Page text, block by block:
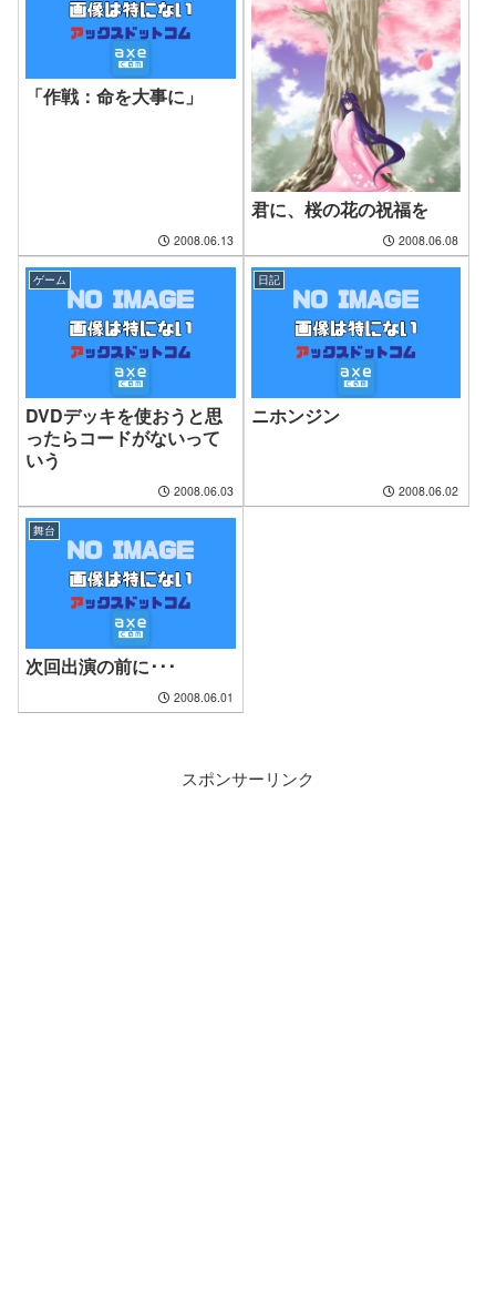
「作戦：命を大事に」
2008.06.13
君に、桜の花の祝福を
2008.06.08
ゲーム
DVDデッキを使おうと思
ったらコードがないって
いう
2008.06.03
日記
ニホンジン
2008.06.02
舞台
次回出演の前に･･･
2008.06.01
スポンサーリンク